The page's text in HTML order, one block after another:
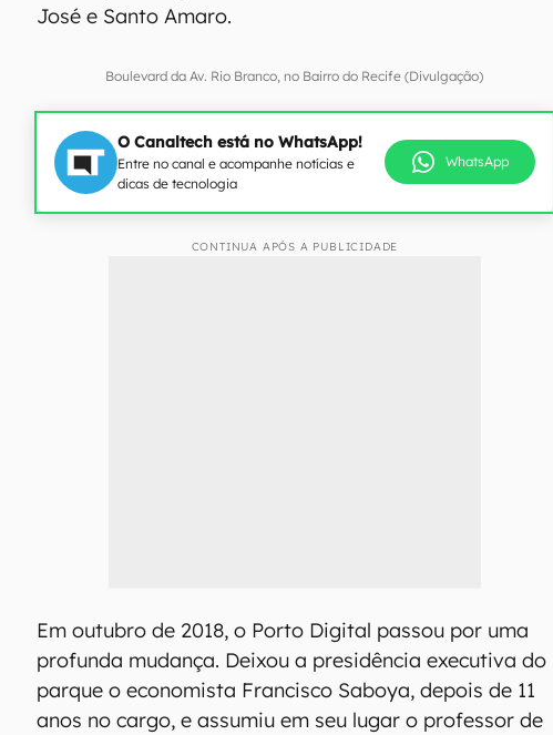
José e Santo Amaro.
Boulevard da Av. Rio Branco, no Bairro do Recife (Divulgação)
O Canaltech está no WhatsApp!
Entre no canal e acompanhe notícias e
dicas de tecnologia
WhatsApp
CONTINUA APÓS A PUBLICIDADE
Em outubro de 2018, o Porto Digital passou por uma
profunda mudança. Deixou a presidência executiva do
parque o economista Francisco Saboya, depois de 11
anos no cargo, e assumiu em seu lugar o professor de